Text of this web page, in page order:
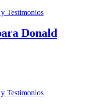
Testimonios
Donald
Testimonios